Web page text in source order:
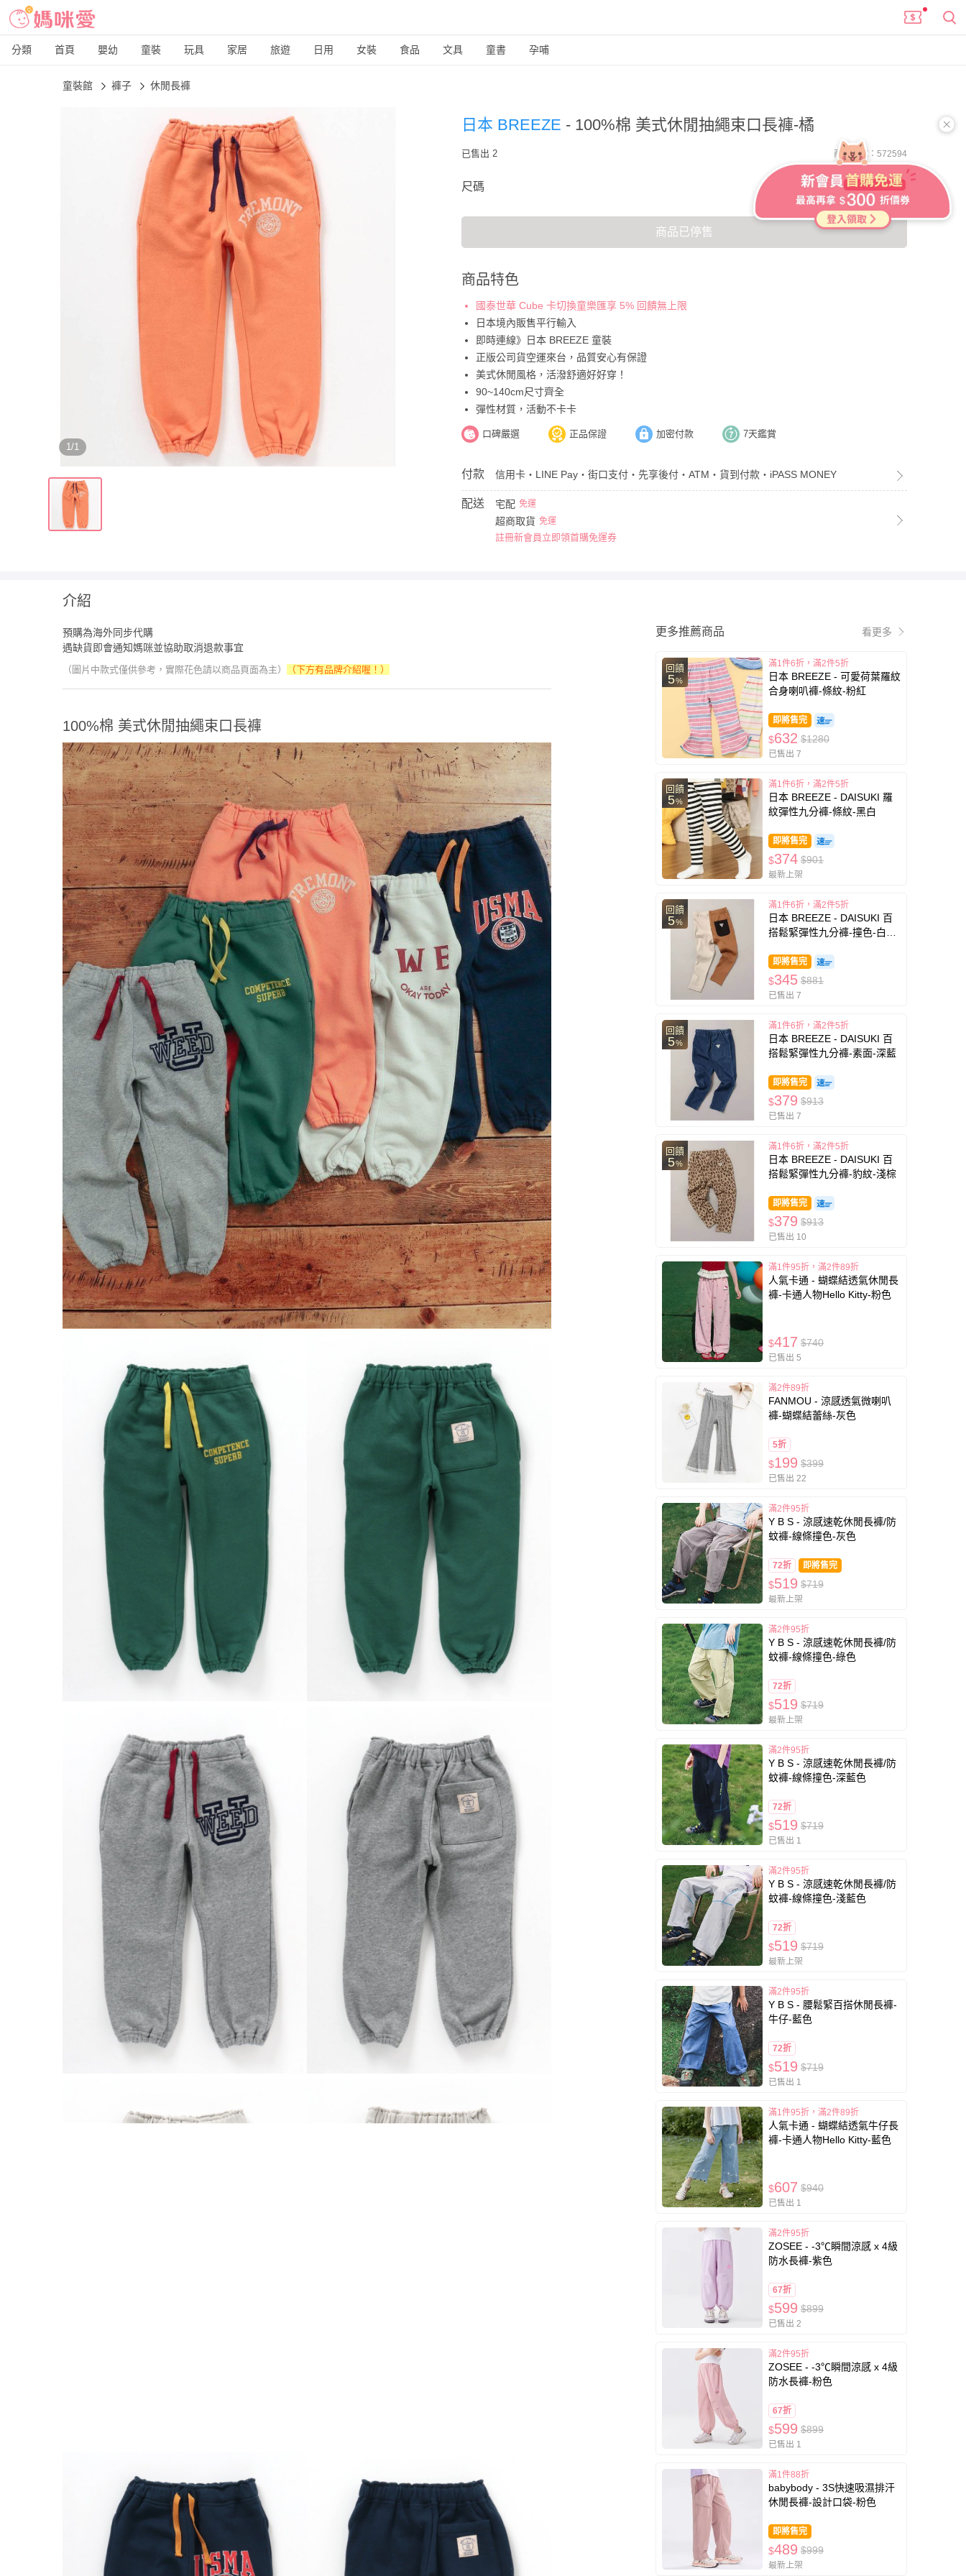
分類 首頁 嬰幼 童裝 玩具 家居 旅遊 日用 女裝 食品 文具 童書 孕哺
童裝館 褲子 休閒長褲
1/1
日本 BREEZE - 100%棉 美式休閒抽繩束口長褲-橘
已售出 2 商品編號：572594
尺碼
商品已停售
商品特色
國泰世華 Cube 卡切換童樂匯享 5% 回饋無上限
日本境內販售平行輸入
即時連線》日本 BREEZE 童裝
正版公司貨空運來台，品質安心有保證
美式休閒風格，活潑舒適好好穿！
90~140cm尺寸齊全
彈性材質，活動不卡卡
口碑嚴選 正品保證 加密付款 7天鑑賞
付款 信用卡・LINE Pay・街口支付・先享後付・ATM・貨到付款・iPASS MONEY
配送 宅配 免運
超商取貨 免運
註冊新會員立即領首購免運券
介紹
預購為海外同步代購
遇缺貨即會通知媽咪並協助取消退款事宜
（圖片中款式僅供參考，實際花色請以商品頁面為主） （下方有品牌介紹喔！）
100%棉 美式休閒抽繩束口長褲
更多推薦商品 看更多
回饋
5%
滿1件6折，滿2件5折
日本 BREEZE - 可愛荷葉羅紋
合身喇叭褲-條紋-粉紅
即將售完
$632 $1280
已售出 7
回饋
5%
滿1件6折，滿2件5折
日本 BREEZE - DAISUKI 羅
紋彈性九分褲-條紋-黑白
即將售完
$374 $901
最新上架
回饋
5%
滿1件6折，滿2件5折
日本 BREEZE - DAISUKI 百
搭鬆緊彈性九分褲-撞色-白X
即將售完
$345 $881
已售出 7
回饋
5%
滿1件6折，滿2件5折
日本 BREEZE - DAISUKI 百
搭鬆緊彈性九分褲-素面-深藍
即將售完
$379 $913
已售出 7
回饋
5%
滿1件6折，滿2件5折
日本 BREEZE - DAISUKI 百
搭鬆緊彈性九分褲-豹紋-淺棕
即將售完
$379 $913
已售出 10
滿1件95折，滿2件89折
人氣卡通 - 蝴蝶結透氣休閒長
褲-卡通人物Hello Kitty-粉色
$417 $740
已售出 5
滿2件89折
FANMOU - 涼感透氣微喇叭
褲-蝴蝶結蕾絲-灰色
5折
$199 $399
已售出 22
滿2件95折
Y B S - 涼感速乾休閒長褲/防
蚊褲-線條撞色-灰色
72折 即將售完
$519 $719
最新上架
滿2件95折
Y B S - 涼感速乾休閒長褲/防
蚊褲-線條撞色-綠色
72折
$519 $719
最新上架
滿2件95折
Y B S - 涼感速乾休閒長褲/防
蚊褲-線條撞色-深藍色
72折
$519 $719
已售出 1
滿2件95折
Y B S - 涼感速乾休閒長褲/防
蚊褲-線條撞色-淺藍色
72折
$519 $719
最新上架
滿2件95折
Y B S - 腰鬆緊百搭休閒長褲-
牛仔-藍色
72折
$519 $719
已售出 1
滿1件95折，滿2件89折
人氣卡通 - 蝴蝶結透氣牛仔長
褲-卡通人物Hello Kitty-藍色
$607 $940
已售出 1
滿2件95折
ZOSEE - -3℃瞬間涼感 x 4級
防水長褲-紫色
67折
$599 $899
已售出 2
滿2件95折
ZOSEE - -3℃瞬間涼感 x 4級
防水長褲-粉色
67折
$599 $899
已售出 1
滿1件88折
babybody - 3S快速吸濕排汗
休閒長褲-設計口袋-粉色
即將售完
$489 $999
最新上架